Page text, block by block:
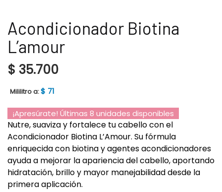
Acondicionador Biotina
L’amour
$ 35.700
Mililitro a:$ 71
¡Apresúrate! Últimas 8 unidades disponibles
Nutre, suaviza y fortalece tu cabello con el
Acondicionador Biotina L’Amour. Su fórmula
enriquecida con biotina y agentes acondicionadores
ayuda a mejorar la apariencia del cabello, aportando
hidratación, brillo y mayor manejabilidad desde la
primera aplicación.